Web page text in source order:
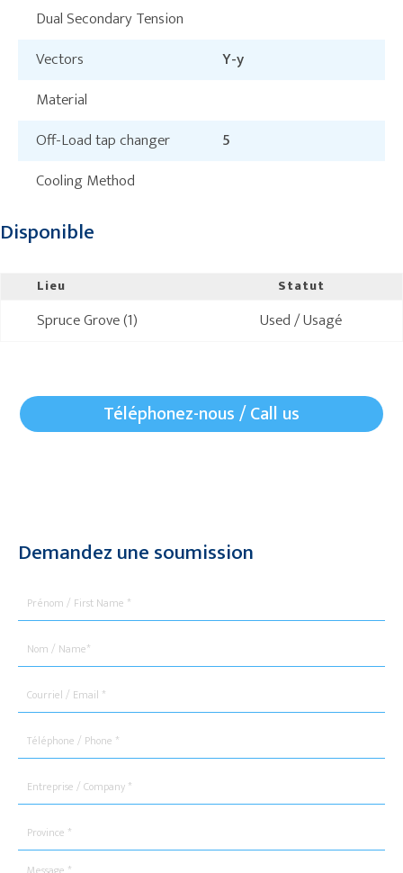
Dual Secondary Tension
Vectors
Y-y
Material
Off-Load tap changer
5
Cooling Method
Disponible
Lieu Statut
Spruce Grove (1) Used / Usagé
Téléphonez-nous / Call us
Demandez une soumission